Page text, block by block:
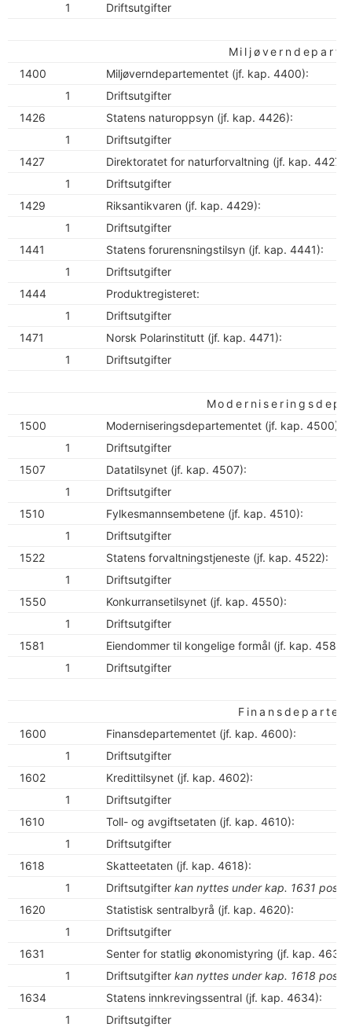
1 Driftsutgifter
1400
Miljøverndepartementet (jf. kap. 4400):
1
Driftsutgifter
1426
Statens naturoppsyn (jf. kap. 4426):
1
Driftsutgifter
1427
Direktoratet for naturforvaltning (jf. kap. 4427):
1
Driftsutgifter
1429
Riksantikvaren (jf. kap. 4429):
1
Driftsutgifter
1441
Statens forurensningstilsyn (jf. kap. 4441):
1
Driftsutgifter
1444
Produktregisteret:
1
Driftsutgifter
1471
Norsk Polarinstitutt (jf. kap. 4471):
1
Driftsutgifter
1500
Moderniseringsdepartementet (jf. kap. 4500):
1
Driftsutgifter
1507
Datatilsynet (jf. kap. 4507):
1
Driftsutgifter
1510
Fylkesmannsembetene (jf. kap. 4510):
1
Driftsutgifter
1522
Statens forvaltningstjeneste (jf. kap. 4522):
1
Driftsutgifter
1550
Konkurransetilsynet (jf. kap. 4550):
1
Driftsutgifter
1581
Eiendommer til kongelige formål (jf. kap. 4581):
1
Driftsutgifter
1600
Finansdepartementet (jf. kap. 4600):
1
Driftsutgifter
1602
Kredittilsynet (jf. kap. 4602):
1
Driftsutgifter
1610
Toll- og avgiftsetaten (jf. kap. 4610):
1
Driftsutgifter
1618
Skatteetaten (jf. kap. 4618):
1
Driftsutgifter kan nyttes under kap. 1631 post 1
1620
Statistisk sentralbyrå (jf. kap. 4620):
1
Driftsutgifter
1631
Senter for statlig økonomistyring (jf. kap. 4631):
1
Driftsutgifter kan nyttes under kap. 1618 post 1
1634
Statens innkrevingssentral (jf. kap. 4634):
1
Driftsutgifter